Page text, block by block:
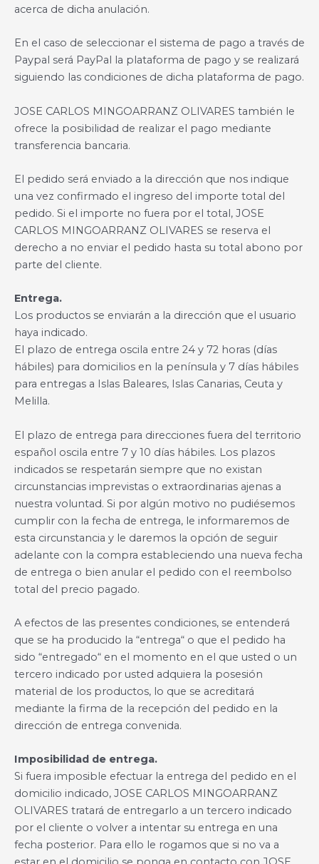
acerca de dicha anulación.
En el caso de seleccionar el sistema de pago a través de
Paypal será PayPal la plataforma de pago y se realizará
siguiendo las condiciones de dicha plataforma de pago.
JOSE CARLOS MINGOARRANZ OLIVARES también le
ofrece la posibilidad de realizar el pago mediante
transferencia bancaria.
El pedido será enviado a la dirección que nos indique
una vez confirmado el ingreso del importe total del
pedido. Si el importe no fuera por el total, JOSE
CARLOS MINGOARRANZ OLIVARES se reserva el
derecho a no enviar el pedido hasta su total abono por
parte del cliente.
Entrega.
Los productos se enviarán a la dirección que el usuario
haya indicado.
El plazo de entrega oscila entre 24 y 72 horas (días
hábiles) para domicilios en la península y 7 días hábiles
para entregas a Islas Baleares, Islas Canarias, Ceuta y
Melilla.
El plazo de entrega para direcciones fuera del territorio
español oscila entre 7 y 10 días hábiles. Los plazos
indicados se respetarán siempre que no existan
circunstancias imprevistas o extraordinarias ajenas a
nuestra voluntad. Si por algún motivo no pudiésemos
cumplir con la fecha de entrega, le informaremos de
esta circunstancia y le daremos la opción de seguir
adelante con la compra estableciendo una nueva fecha
de entrega o bien anular el pedido con el reembolso
total del precio pagado.
A efectos de las presentes condiciones, se entenderá
que se ha producido la “entrega“ o que el pedido ha
sido “entregado“ en el momento en el que usted o un
tercero indicado por usted adquiera la posesión
material de los productos, lo que se acreditará
mediante la firma de la recepción del pedido en la
dirección de entrega convenida.
Imposibilidad de entrega.
Si fuera imposible efectuar la entrega del pedido en el
domicilio indicado, JOSE CARLOS MINGOARRANZ
OLIVARES tratará de entregarlo a un tercero indicado
por el cliente o volver a intentar su entrega en una
fecha posterior. Para ello le rogamos que si no va a